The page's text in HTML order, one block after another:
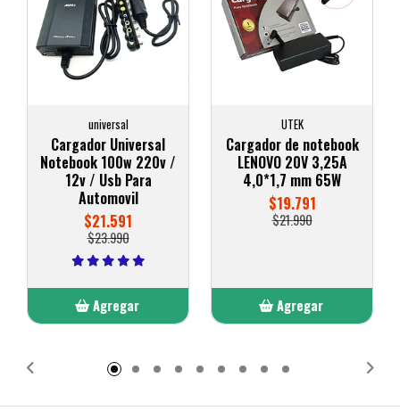
universal
Cargador Universal
Notebook 100w 220v /
12v / Usb Para
Automovil
$21.591
$23.990
Agregar
UTEK
Cargador de notebook
LENOVO 20V 3,25A
4,0*1,7 mm 65W
$19.791
$21.990
Agregar